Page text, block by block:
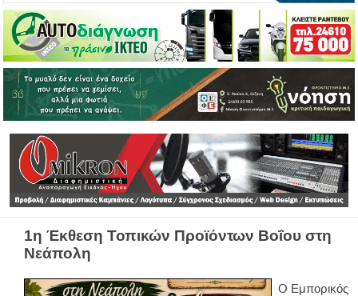
1η Έκθεση Τοπικών Προϊόντων Βοΐου στη
Νεάπολη
Ο Εμπορικός